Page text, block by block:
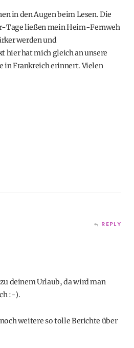
in den Augen beim Lesen. Die
Tage ließen mein Heim-Fernweh
werden und
hier hat mich gleich an unsere
in Frankreich erinnert. Vielen
REPLY
deinem Urlaub, da wird man
:-).
weitere so tolle Berichte über